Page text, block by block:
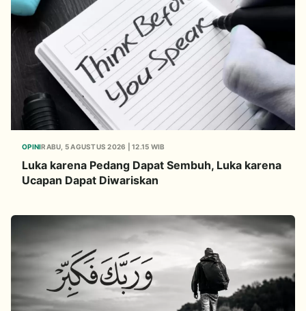
OPINIRABU, 5 AGUSTUS 2026 | 12.15 WIB
Luka karena Pedang Dapat Sembuh, Luka karena
Ucapan Dapat Diwariskan